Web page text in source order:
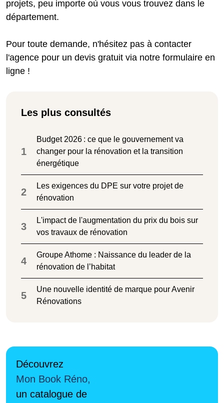
projets, peu importe où vous vous trouvez dans le
département.
Pour toute demande, n'hésitez pas à contacter
l'agence pour un devis gratuit via notre formulaire en
ligne !
Les plus consultés
1
Budget 2026 : ce que le gouvernement va
changer pour la rénovation et la transition
énergétique
2
Les exigences du DPE sur votre projet de
rénovation
3
L'impact de l'augmentation du prix du bois sur
vos travaux de rénovation
4
Groupe Athome : Naissance du leader de la
rénovation de l’habitat
5
Une nouvelle identité de marque pour Avenir
Rénovations
Découvrez
Mon Book Réno,
un catalogue de